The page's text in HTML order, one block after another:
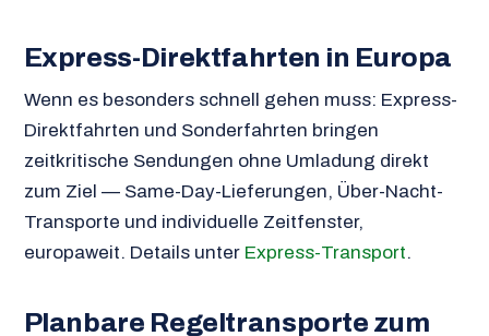
Express-Direktfahrten in Europa
Wenn es besonders schnell gehen muss: Express-
Direktfahrten und Sonderfahrten bringen
zeitkritische Sendungen ohne Umladung direkt
zum Ziel — Same-Day-Lieferungen, Über-Nacht-
Transporte und individuelle Zeitfenster,
europaweit. Details unter Express-Transport.
Planbare Regeltransporte zum